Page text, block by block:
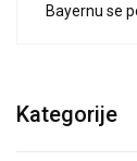
Bayernu se
Kategorije